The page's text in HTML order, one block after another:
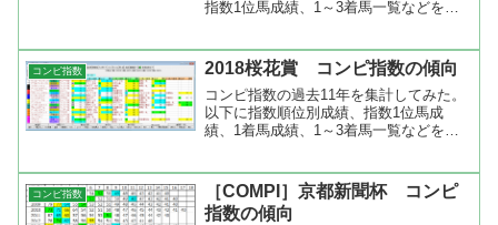
指数1位馬成績、1～3着馬一覧などを出
3位は3-2-2-4、4位は2-...
コンピ指数 2018桜花賞 コンピ指数の傾向
コンピ指数の過去11年を集計してみた。
以下に指数順位別成績、指数1位馬成
績、1着馬成績、1～3着馬一覧などを出
いた。3歳牝馬のレースなので大きく荒
れそ...
コンピ指数
［COMPI］京都新聞杯 コンピ
指数の傾向